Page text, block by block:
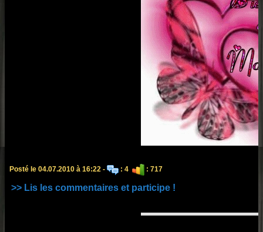
Posté le 04.07.2010 à 16:22 - : 4 : 717
>> Lis les commentaires et participe !